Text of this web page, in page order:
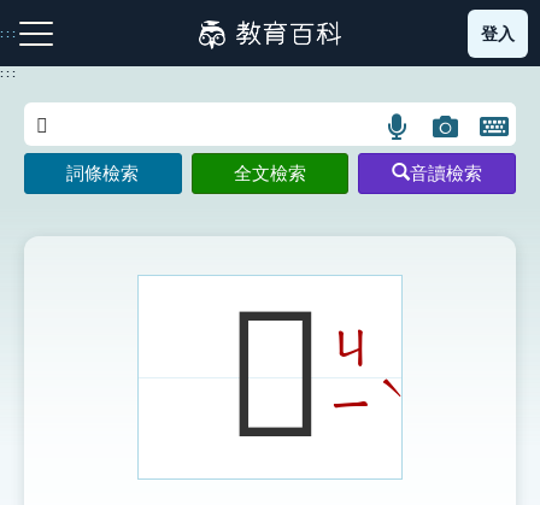
到
主
:::
注音索引圖示 筆畫索引圖示 部首索引表圖示
登入
:::
語
言
搜
示
圖
片
搜
開
鍵
圖
詞條檢索 全文檢索 音讀檢索
𠫈 ㄐ
ㄧˋ